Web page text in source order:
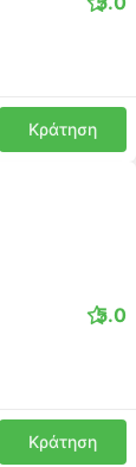
Κράτηση
5.0
Κράτηση